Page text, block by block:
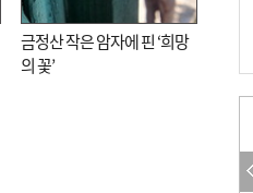
금정산 작은 암자에 핀 ‘희망
의 꽃’